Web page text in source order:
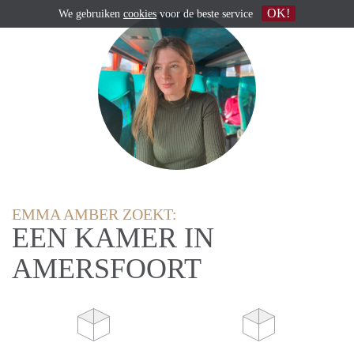
EMMA AMBER ZOEKT:
EEN KAMER IN
AMERSFOORT
We gebruiken cookies voor de beste service OK!